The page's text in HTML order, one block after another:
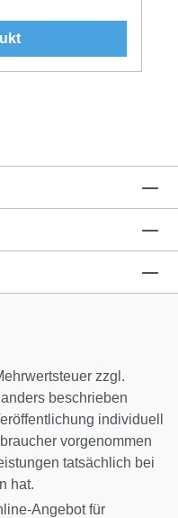
zzgl.
beschrieben
individuell
vorgenommen
tatsächlich bei
hat.
Angebot für